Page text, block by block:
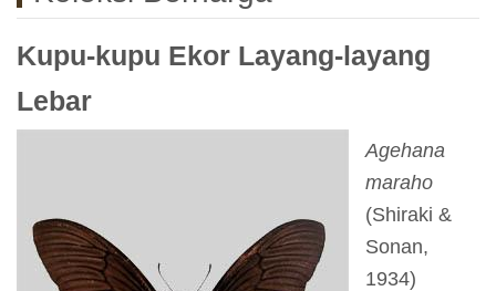
e
S
e
Kupu-kupu Ekor Layang-layang
Lebar
Agehana
maraho
(Shiraki &
Sonan,
1934)